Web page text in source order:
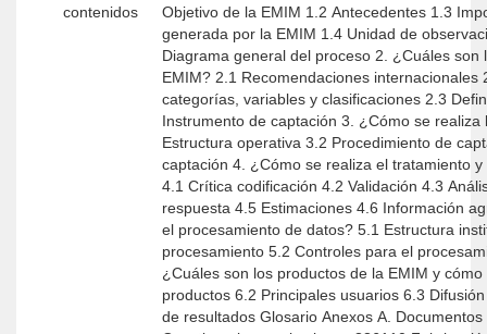
contenidos
Objetivo de la EMIM 1.2 Antecedentes 1.3 Importancia de la estadística
generada por la EMIM 1.4 Unidad de observación 1.5 Diseño estadístico 1.6
Diagrama general del proceso 2. ¿Cuáles son las variables que capta la
EMIM? 2.1 Recomendaciones internacionales 2.2 Esquema de temas,
categorías, variables y clasificaciones 2.3 Definiciones conceptuales 2.4
Instrumento de captación 3. ¿Cómo se realiza la captación de datos? 3.1
Estructura operativa 3.2 Procedimiento de captación 3.3 Controles de la
captación 4. ¿Cómo se realiza el tratamiento y validación de la información?
4.1 Crítica codificación 4.2 Validación 4.3 Análisis de la información 4.4 No -
respuesta 4.5 Estimaciones 4.6 Información agregada 5. ¿Cómo se realiza
el procesamiento de datos? 5.1 Estructura institucional para el
procesamiento 5.2 Controles para el procesamiento de datos en la EMIM 6.
¿Cuáles son los productos de la EMIM y cómo se difunden? 6.1 Principales
productos 6.2 Principales usuarios 6.3 Difusión de resultados 6.4 Ejemplos
de resultados Glosario Anexos A. Documentos técnicos y metodológicos B.